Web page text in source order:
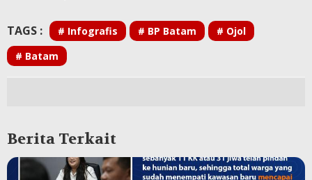
TAGS : # Infografis # BP Batam
# Ojol
# Batam
Berita Terkait